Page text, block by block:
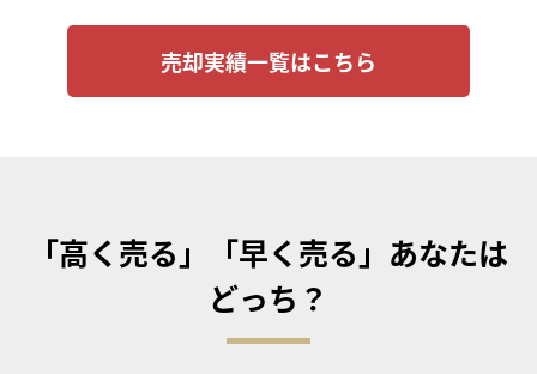
売却実績一覧はこちら
「高く売る」「早く売る」あなたは
どっち？